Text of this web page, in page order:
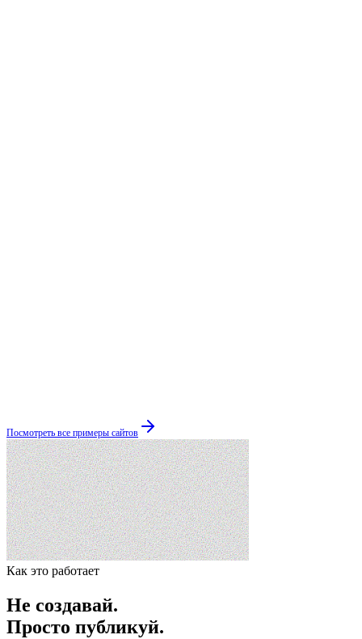
Посмотреть все примеры сайтов
Как это работает
Не создавай.
Просто публикуй.